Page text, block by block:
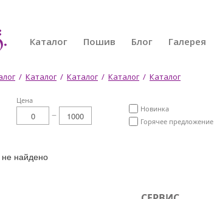
Каталог Пошив Блог Галерея
/ Каталог / Каталог / Каталог / Каталог
Цена
Новинка
Горячее предложение
найдено